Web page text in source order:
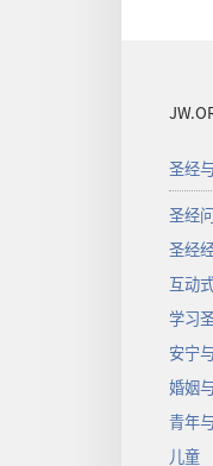
圣经
圣经
圣经
互动
学习
安宁
婚姻
青年
儿童